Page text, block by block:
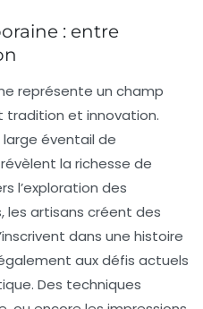
: entre
représente un champ
tradition et innovation.
éventail de
la richesse de
l’exploration des
artisans créent des
dans une histoire
aux défis actuels
Des techniques